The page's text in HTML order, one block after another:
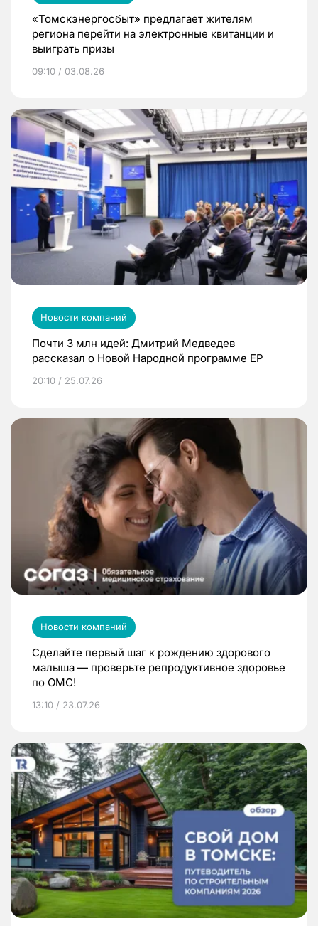
«Томскэнергосбыт» предлагает жителям
региона перейти на электронные квитанции и
выиграть призы
09:10 / 03.08.26
Новости компаний
Почти 3 млн идей: Дмитрий Медведев
рассказал о Новой Народной программе ЕР
20:10 / 25.07.26
Новости компаний
Сделайте первый шаг к рождению здорового
малыша — проверьте репродуктивное здоровье
по ОМС!
13:10 / 23.07.26